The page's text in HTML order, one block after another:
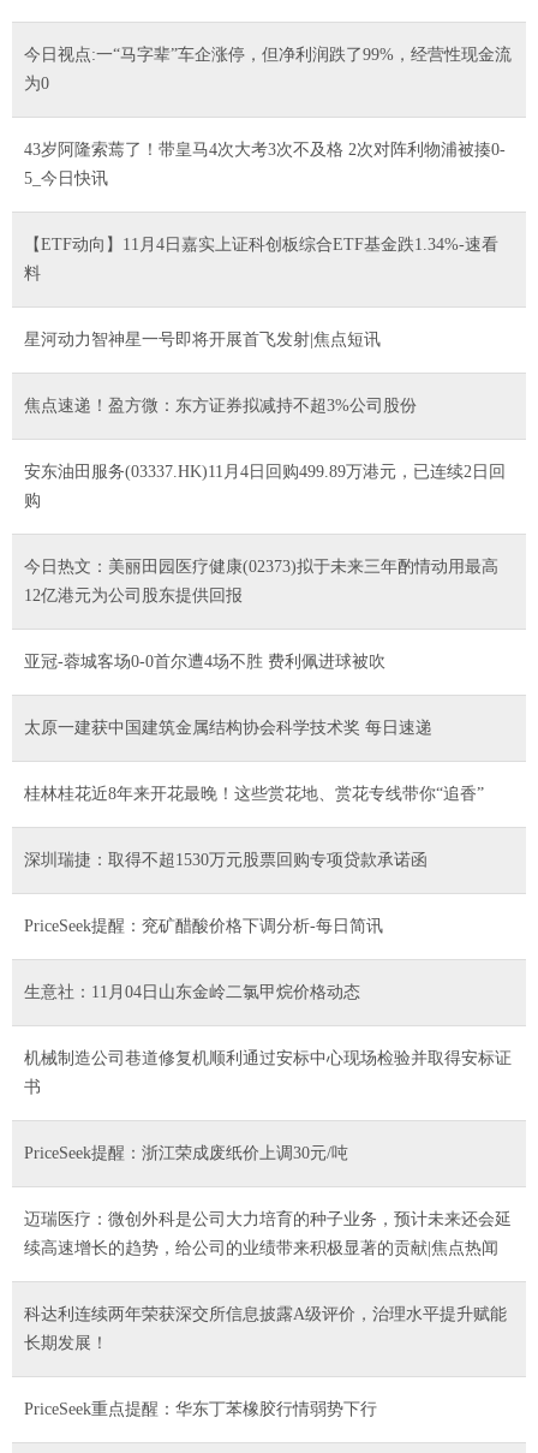
今日视点:一“马字辈”车企涨停，但净利润跌了99%，经营性现金流
为0
43岁阿隆索蔫了！带皇马4次大考3次不及格 2次对阵利物浦被揍0-
5_今日快讯
【ETF动向】11月4日嘉实上证科创板综合ETF基金跌1.34%-速看
料
星河动力智神星一号即将开展首飞发射|焦点短讯
焦点速递！盈方微：东方证券拟减持不超3%公司股份
安东油田服务(03337.HK)11月4日回购499.89万港元，已连续2日回
购
今日热文：美丽田园医疗健康(02373)拟于未来三年酌情动用最高
12亿港元为公司股东提供回报
亚冠-蓉城客场0-0首尔遭4场不胜 费利佩进球被吹
太原一建获中国建筑金属结构协会科学技术奖 每日速递
桂林桂花近8年来开花最晚！这些赏花地、赏花专线带你“追香”
深圳瑞捷：取得不超1530万元股票回购专项贷款承诺函
PriceSeek提醒：兖矿醋酸价格下调分析-每日简讯
生意社：11月04日山东金岭二氯甲烷价格动态
机械制造公司巷道修复机顺利通过安标中心现场检验并取得安标证
书
PriceSeek提醒：浙江荣成废纸价上调30元/吨
迈瑞医疗：微创外科是公司大力培育的种子业务，预计未来还会延
续高速增长的趋势，给公司的业绩带来积极显著的贡献|焦点热闻
科达利连续两年荣获深交所信息披露A级评价，治理水平提升赋能
长期发展！
PriceSeek重点提醒：华东丁苯橡胶行情弱势下行